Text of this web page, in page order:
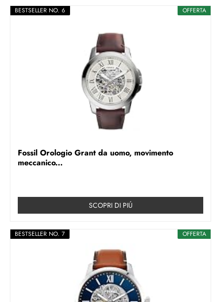
OFFERTA
BESTSELLER NO. 6
Fossil Orologio Grant da uomo, movimento
meccanico...
SCOPRI DI PIÚ
OFFERTA
BESTSELLER NO. 7